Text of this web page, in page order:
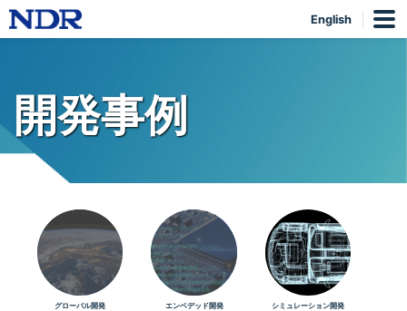
English
開発事例
グローバル開発 エンベデッド開発 シミュレーション開発